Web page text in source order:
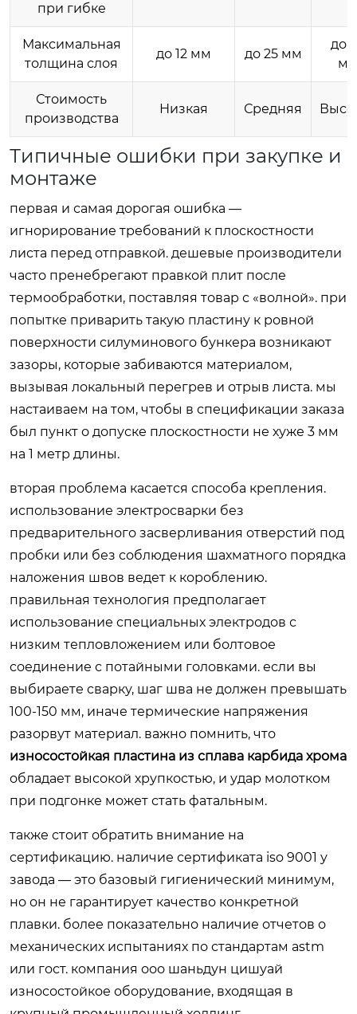
при гибке
Максимальная
толщина слоя
до 12 мм до 25 мм
до
Стоимость
производства
Низкая Средняя
Типичные ошибки при закупке и
монтаже
первая и самая дорогая ошибка —
игнорирование требований к плоскостности
листа перед отправкой. дешевые производители
часто пренебрегают правкой плит после
термообработки, поставляя товар с «волной». при
попытке приварить такую пластину к ровной
поверхности силуминового бункера возникают
зазоры, которые забиваются материалом,
вызывая локальный перегрев и отрыв листа. мы
настаиваем на том, чтобы в спецификации заказа
был пункт о допуске плоскостности не хуже 3 мм
на 1 метр длины.
вторая проблема касается способа крепления.
использование электросварки без
предварительного засверливания отверстий под
пробки или без соблюдения шахматного порядка
наложения швов ведет к короблению.
правильная технология предполагает
использование специальных электродов с
низким тепловложением или болтовое
соединение с потайными головками. если вы
выбираете сварку, шаг шва не должен превышать
100-150 мм, иначе термические напряжения
разорвут материал. важно помнить, что
износостойкая пластина из сплава карбида хрома
обладает высокой хрупкостью, и удар молотком
при подгонке может стать фатальным.
также стоит обратить внимание на
сертификацию. наличие сертификата iso 9001 у
завода — это базовый гигиенический минимум,
но он не гарантирует качество конкретной
плавки. более показательно наличие отчетов о
механических испытаниях по стандартам astm
или гост. компания ооо шаньдун цишуай
износостойкое оборудование, входящая в